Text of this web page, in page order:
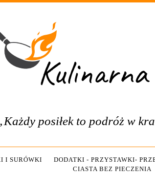
posiłek to podróż w
I SURÓWKI DODATKI - PRZYSTAWKI-
CIASTA BEZ PIECZENIA